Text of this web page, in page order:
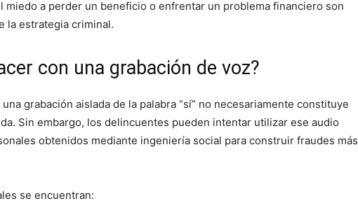
miedo a perder un beneficio o enfrentar un problema financiero son
la estrategia criminal.
con una grabación de voz?
grabación aislada de la palabra “sí” no necesariamente constituye
Sin embargo, los delincuentes pueden intentar utilizar ese audio
obtenidos mediante ingeniería social para construir fraudes más
se encuentran: